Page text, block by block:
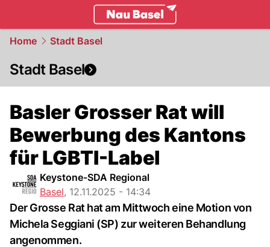
Home Stadt Basel
Stadt Basel
Basler Grosser Rat will
Bewerbung des Kantons
für LGBTI-Label
Keystone-SDA Regional
Basel, 12.11.2025 - 14:34
Der Grosse Rat hat am Mittwoch eine Motion von
Michela Seggiani (SP) zur weiteren Behandlung
angenommen.